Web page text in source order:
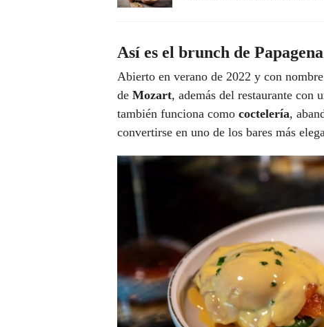
Así es el brunch de Papagena
Abierto en verano de 2022 y con
de Mozart, además del restaurante con
también funciona como coctelería,
convertirse en uno de los bares más